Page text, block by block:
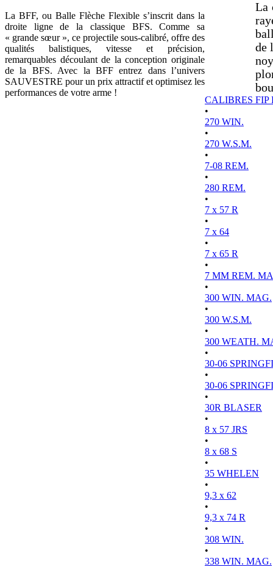
La BFF, ou Balle Flèche Flexible s’inscrit dans la
droite ligne de la classique BFS. Comme sa
« grande sœur », ce projectile sous-calibré, offre des
qualités balistiques, vitesse et précision,
remarquables découlant de la conception originale
de la BFS. Avec la BFF entrez dans l’univers
SAUVESTRE pour un prix attractif et optimisez les
performances de votre arme !
La
de
CALIBRES FIP
•
270 WIN.
•
270 W.S.M.
•
7-08 REM.
•
280 REM.
•
7 x 57 R
•
7 x 64
•
7 x 65 R
•
7 MM REM.
•
300 WIN. MAG.
•
300 W.S.M.
•
300 WEATH.
•
30-06
•
30-06
•
30R BLASER
•
8 x 57 JRS
•
8 x 68 S
•
35 WHELEN
•
9,3 x 62
•
9,3 x 74 R
•
308 WIN.
•
338 WIN. MAG.